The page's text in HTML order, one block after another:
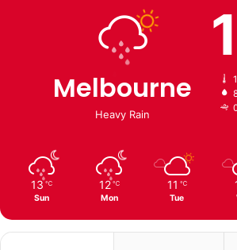
Melbourne
Heavy Rain
13 ℃
Sun
12 ℃
Mon
11 ℃
Tue